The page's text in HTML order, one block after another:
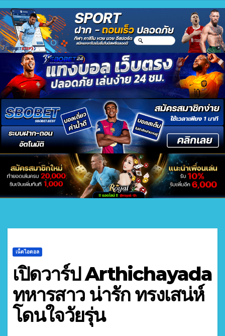
เน็ตไอดอล
เปิดวาร์ป Arthichayada
ทหารสาว น่ารัก ทรงเสน่ห์
โดนใจวัยรุ่น